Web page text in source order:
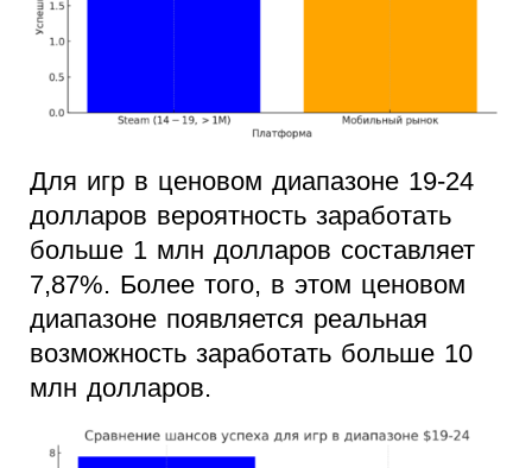
Для игр в ценовом диапазоне 19-24
долларов вероятность заработать
больше 1 млн долларов составляет
7,87%. Более того, в этом ценовом
диапазоне появляется реальная
возможность заработать больше 10
млн долларов.